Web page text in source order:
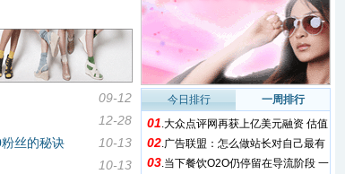
自媒体该如何在“快文化”环境中如鱼得水
06-06
09-12
12-28
10-13
丝的秘诀
10-13
今日排行 一周排行
01.大众点评网再获上亿美元融资 估值
近10亿美元
02.广告联盟：怎么做站长对自己最有
利
03.当下餐饮O2O仍停留在导流阶段 一